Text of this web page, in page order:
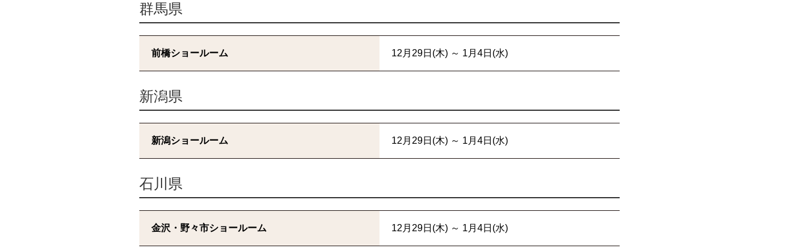
群馬県
前橋ショールーム 12月29日(木) ～ 1月4日(水)
新潟県
新潟ショールーム 12月29日(木) ～ 1月4日(水)
石川県
金沢・野々市ショールーム 12月29日(木) ～ 1月4日(水)